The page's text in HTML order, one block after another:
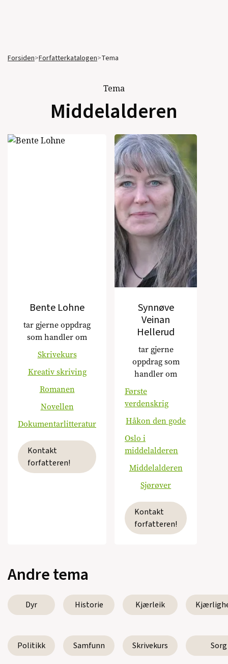
Forsiden>Forfatterkatalogen>Tema
Tema
Middelalderen
Bente Lohne
tar gjerne oppdrag
som handler om
Skrivekurs
Kreativ skriving
Romanen
Novellen
Dokumentarlitteratur
Kontakt
forfatteren!
Synnøve
Veinan
Hellerud
tar gjerne
oppdrag som
handler om
Første
verdenskrig
Håkon den gode
Oslo i
middelalderen
Middelalderen
Sjørøver
Kontakt
forfatteren!
Andre tema
Dyr Historie Kjærleik
Politikk Samfunn Skrivekurs Sorg